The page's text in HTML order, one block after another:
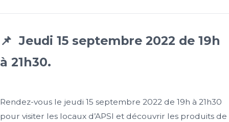
📌 Jeudi 15 septembre 2022 de 19h
à 21h30.
Rendez-vous le jeudi 15 septembre 2022 de 19h à 21h30
pour visiter les locaux d’APSI et découvrir les produits de